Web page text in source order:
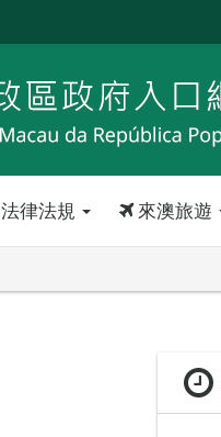
法律法規 來澳旅遊